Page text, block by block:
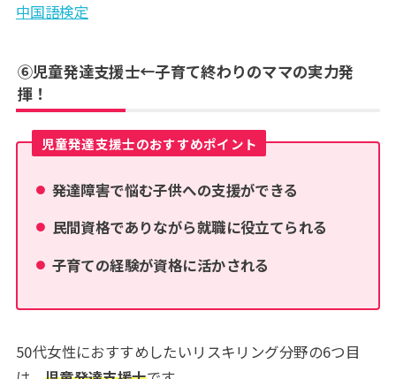
中国語検定
⑥児童発達支援士←子育て終わりのママの実力発
揮！
児童発達支援士のおすすめポイント
発達障害で悩む子供への支援ができる
民間資格でありながら就職に役立てられる
子育ての経験が資格に活かされる
50代女性におすすめしたいリスキリング分野の6つ目